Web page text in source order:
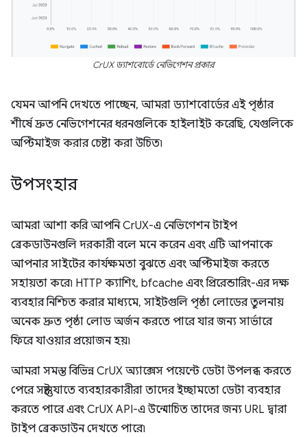
CrUX ড্যাশবোর্ডে নেভিগেশন প্রকার
যেমন আপনি দেখতে পাচ্ছেন, আমরা ড্যাশবোর্ডের এই পৃষ্ঠার
শীর্ষে দ্রুত নেভিগেশনের ধরনগুলিকে হাইলাইট করেছি, যেগুলিকে
অপ্টিমাইজ করার চেষ্টা করা উচিত৷
উপসংহার
আমরা আশা করি আপনি CrUX-এ নেভিগেশন টাইপ
ব্রেকডাউনগুলি দরকারী বলে মনে করেন এবং এটি আপনাকে
আপনার সাইটের কার্যক্ষমতা বুঝতে এবং অপ্টিমাইজ করতে
সহায়তা করে৷ HTTP ক্যাশিং, bfcache এবং প্রিরেন্ডারিং-এর দক্ষ
ব্যবহার নিশ্চিত করার মাধ্যমে, সাইটগুলি পৃষ্ঠা লোডের তুলনায়
অনেক দ্রুত পৃষ্ঠা লোড অর্জন করতে পারে যার জন্য সার্ভারে
ফিরে যাওয়ার প্রয়োজন হয়৷
আমরা সমস্ত বিভিন্ন CrUX অ্যাক্সেস পয়েন্টে ডেটা উপলব্ধ করতে
পেরে সন্তুষ্ট যাতে ব্যবহারকারীরা তাদের ইচ্ছামতো ডেটা ব্যবহার
করতে পারে এবং CrUX API-এ উন্মোচিত তাদের জন্য URL দ্বারা
টাইপ ব্রেকডাউন দেখতে পারে৷